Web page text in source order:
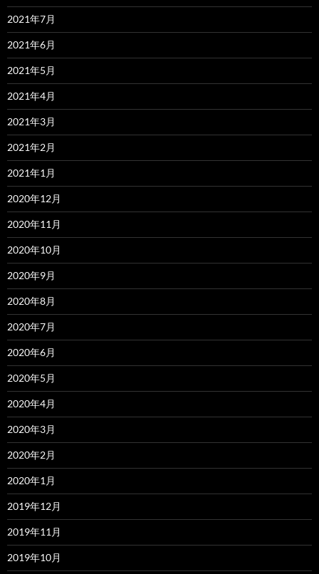
2021年7月
2021年6月
2021年5月
2021年4月
2021年3月
2021年2月
2021年1月
2020年12月
2020年11月
2020年10月
2020年9月
2020年8月
2020年7月
2020年6月
2020年5月
2020年4月
2020年3月
2020年2月
2020年1月
2019年12月
2019年11月
2019年10月